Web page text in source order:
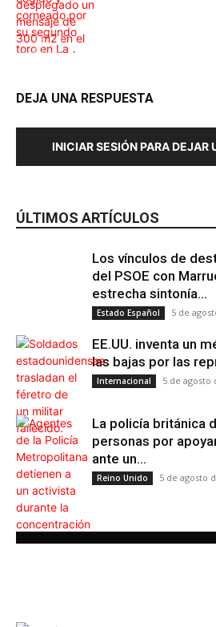
Andalucía
Andalucía
DEJA UNA RESPUESTA
INICIAR SESIÓN PARA DEJAR
ÚLTIMOS ARTÍCULOS
Los vínculos de
del PSOE con
estrecha sintonía...
Estado Español 5 de
EE.UU. inventa un
las bajas por las
Internacional 5 de agosto
La policía británica
personas por
ante un...
Reino Unido 5 de agosto